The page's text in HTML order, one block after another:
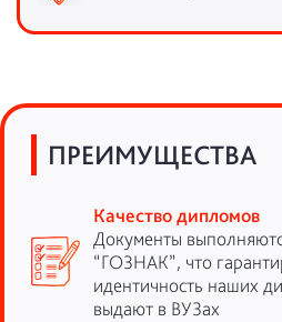
ПРЕИМУЩЕСТВА
Качество дипломов
Документы
“ГОЗНАК”, что
идентичность наших
выдают в ВУЗах